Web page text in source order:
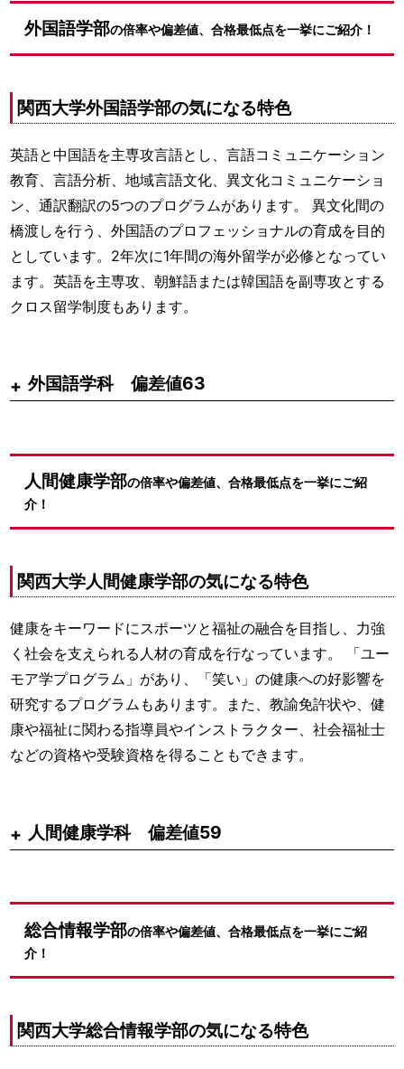
外国語学部の倍率や偏差値、合格最低点を一挙にご紹介！
関西大学外国語学部の気になる特色
英語と中国語を主専攻言語とし、言語コミュニケーション
教育、言語分析、地域言語文化、異文化コミュニケーショ
ン、通訳翻訳の5つのプログラムがあります。 異文化間の
橋渡しを行う、外国語のプロフェッショナルの育成を目的
としています。2年次に1年間の海外留学が必修となってい
ます。英語を主専攻、朝鮮語または韓国語を副専攻とする
クロス留学制度もあります。
外国語学科 偏差値63
人間健康学部の倍率や偏差値、合格最低点を一挙にご紹
介！
関西大学人間健康学部の気になる特色
健康をキーワードにスポーツと福祉の融合を目指し、力強
く社会を支えられる人材の育成を行なっています。 「ユー
モア学プログラム」があり、「笑い」の健康への好影響を
研究するプログラムもあります。また、教諭免許状や、健
康や福祉に関わる指導員やインストラクター、社会福祉士
などの資格や受験資格を得ることもできます。
人間健康学科 偏差値59
総合情報学部の倍率や偏差値、合格最低点を一挙にご紹
介！
関西大学総合情報学部の気になる特色
基本
ルート
教科別
勉強法
参考書
一覧
大学別
対策